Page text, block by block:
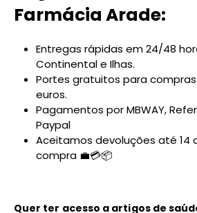
Farmácia Arade:
Entregas rápidas em 24/48
Continental e Ilhas.
Portes gratuitos para
euros.
Pagamentos por MBWAY,
Paypal
Aceitamos devoluções até 14
compra 💼💳📦
Quer ter acesso a artigos de